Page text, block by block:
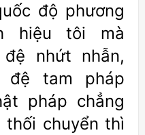
độ phương
hiệu tôi mà
nhứt nhẫn,
tam pháp
pháp chẳng
chuyển thì